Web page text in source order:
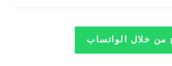
من خلال الواتساب